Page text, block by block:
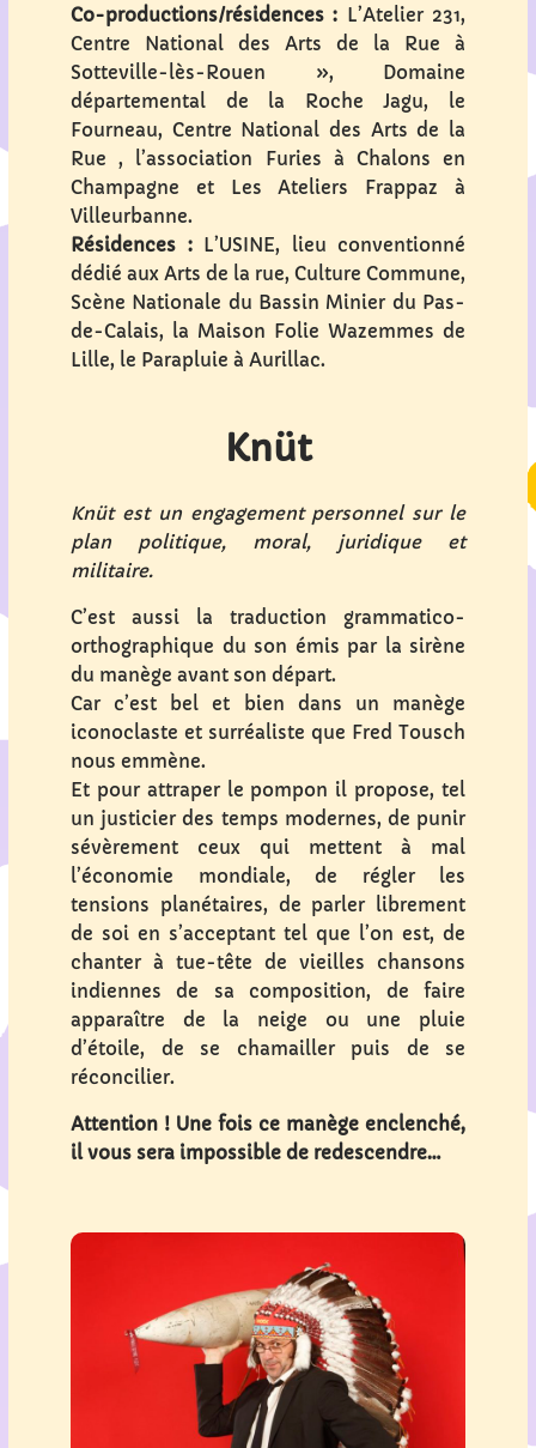
Co-productions/résidences : L’Atelier 231,
Centre National des Arts de la Rue à
Sotteville-lès-Rouen », Domaine
départemental de la Roche Jagu, le
Fourneau, Centre National des Arts de la
Rue , l’association Furies à Chalons en
Champagne et Les Ateliers Frappaz à
Villeurbanne.
Résidences :
L’USINE, lieu conventionné
dédié aux Arts de la rue, Culture Commune,
Scène Nationale du Bassin Minier du Pas-
de-Calais, la Maison Folie Wazemmes de
Lille, le Parapluie à Aurillac.
Knüt
Knüt est un engagement personnel sur le
plan politique, moral, juridique et
militaire.
C’est aussi la traduction grammatico-
orthographique du son émis par la sirène
du manège avant son départ.
Car c’est bel et bien dans un manège
iconoclaste et surréaliste que Fred Tousch
nous emmène.
Et pour attraper le pompon il propose, tel
un justicier des temps modernes, de punir
sévèrement ceux qui mettent à mal
l’économie mondiale, de régler les
tensions planétaires, de parler librement
de soi en s’acceptant tel que l’on est, de
chanter à tue-tête de vieilles chansons
indiennes de sa composition, de faire
apparaître de la neige ou une pluie
d’étoile, de se chamailler puis de se
réconcilier.
Attention ! Une fois ce manège enclenché,
il vous sera impossible de redescendre…